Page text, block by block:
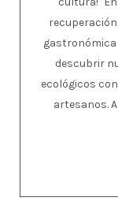
gastronómica
descubrir
ecológicos
artesanos.